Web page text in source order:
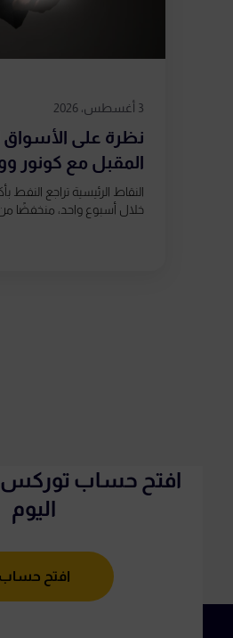
3 أغسطس، 2026
نظرة على الأسواق
المقبل مع كونور
استمرار التقلبات...
ما دون 80 دولارًا، بعد
افتح حساب توركس
اليوم
افتح حساب